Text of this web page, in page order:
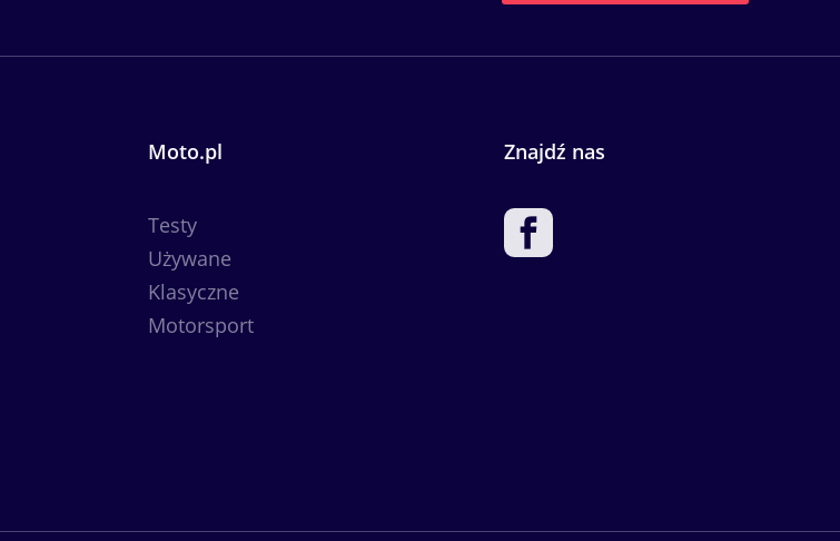
Moto.pl
Testy
Używane
Klasyczne
Motorsport
Znajdź nas